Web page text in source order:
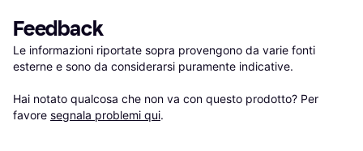
Feedback
Le informazioni riportate sopra provengono da varie fonti
esterne e sono da considerarsi puramente indicative.
Hai notato qualcosa che non va con questo prodotto? Per
favore segnala problemi qui.